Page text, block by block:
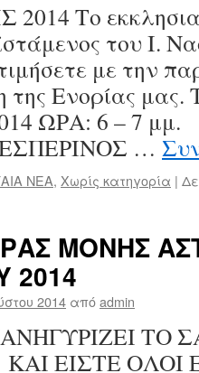
Το
του Ι.
με την
της Ενορίας
ΩΡΑ: 6 – 7
…
ΝΕΑ, Χωρίς κατηγορία |
ΜΟΝΗΣ
2014
2014 απόadmin
ΤΟ
ΕΙΣΤΕ ΟΛΟΙ